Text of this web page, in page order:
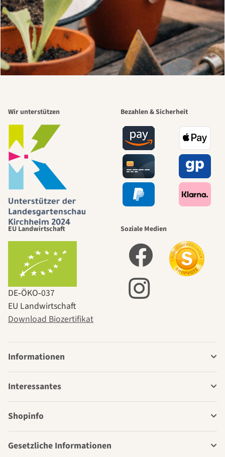
Wir unterstützen Bezahlen & Sicherheit
EU Landwirtschaft
DE‑ÖKO‑037
EU Landwirtschaft
Download Biozertifikat
Soziale Medien
Informationen
Interessantes
Shopinfo
Gesetzliche Informationen